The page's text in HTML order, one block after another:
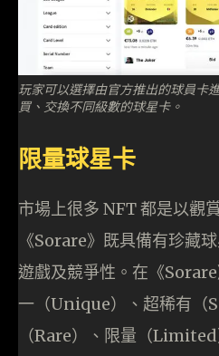
玩家可以選擇由官方推出的球員卡
買、交換不同級數的球星卡。
限量球星卡
市場上很多 NFT 都是以觀
《Sorare》既具備有珍藏
遊戲及競爭性。在《
一（Unique）、超稀有（
（Rare）、限量（